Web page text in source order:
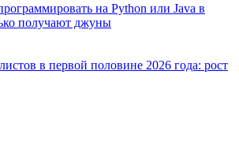
на Python или Java в
получают джуны
в первой половине 2026 года: рост